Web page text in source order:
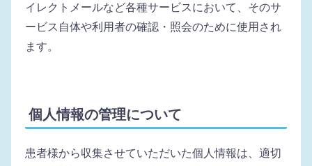
イレクトメールなど各種サービスにおいて、そのサ
ービス自体や利用者の確認・照会のために使用され
ます。
個人情報の管理について
患者様から収集させていただいた個人情報は、適切